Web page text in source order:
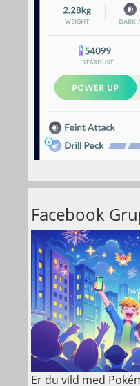
Facebook
Er du vild med